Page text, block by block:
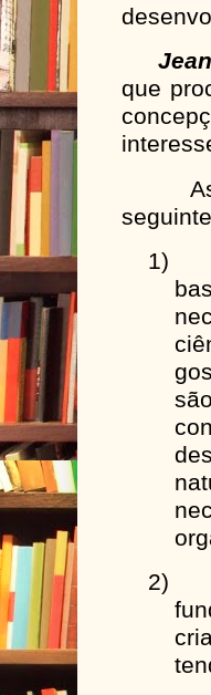
que
As
1)
2)